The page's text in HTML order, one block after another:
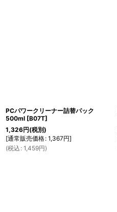
PCパワークリーナー詰替パック
500ml [B07T]
1,326円(税別)
[通常販売価格: 1,367円]
(税込 : 1,459円)